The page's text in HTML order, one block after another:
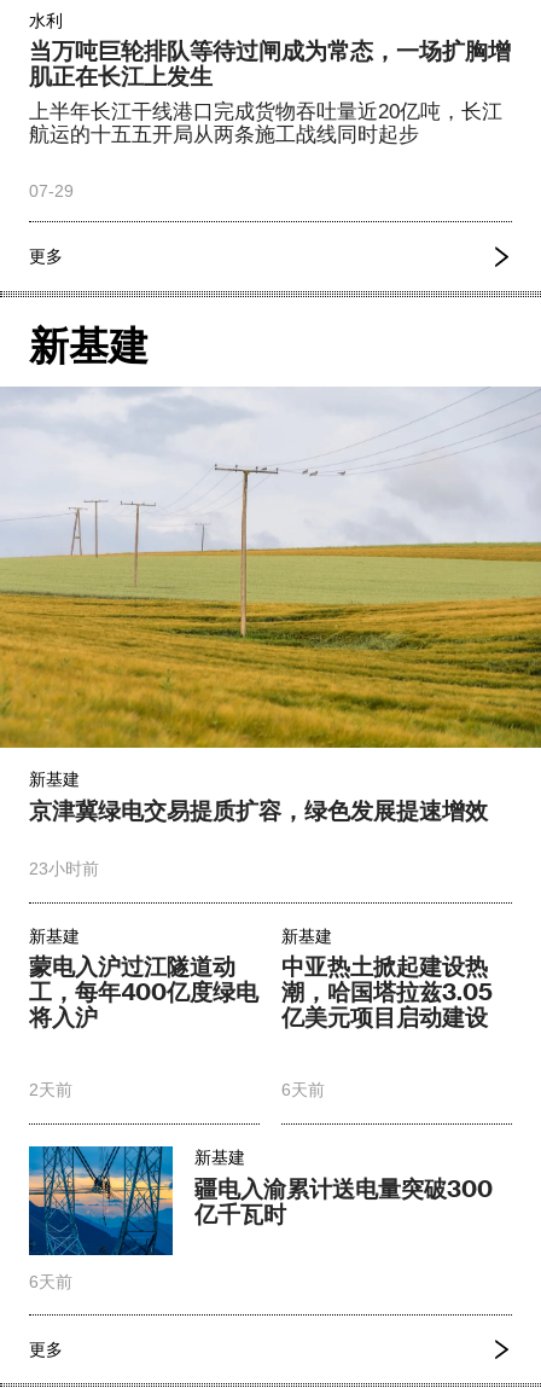
水利
当万吨巨轮排队等待过闸成为常态，一场扩胸增
肌正在长江上发生
上半年长江干线港口完成货物吞吐量近20亿吨，长江
航运的十五五开局从两条施工战线同时起步
07-29
更多
新基建
新基建
京津冀绿电交易提质扩容，绿色发展提速增效​
23小时前
新基建
蒙电入沪过江隧道动
工，每年400亿度绿电
将入沪
2天前
新基建
中亚热土掀起建设热
潮，哈国塔拉兹3.05
亿美元项目启动建设
6天前
新基建
疆电入渝累计送电量突破300
亿千瓦时
6天前
更多